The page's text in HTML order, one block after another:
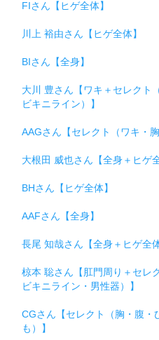
FIさん【ヒゲ全体】
川上 裕由さん【ヒゲ全体】
BIさん【全身】
大川 豊さん【ワキ＋セレクト
ビキニライン）】
AAGさん【セレクト（ワキ・
大根田 威也さん【全身＋ヒゲ
BHさん【ヒゲ全体】
AAFさん【全身】
長尾 知哉さん【全身＋ヒゲ全
椋本 聡さん【肛門周り＋セレ
ビキニライン・男性器）】
CGさん【セレクト（胸・腹・
も）】